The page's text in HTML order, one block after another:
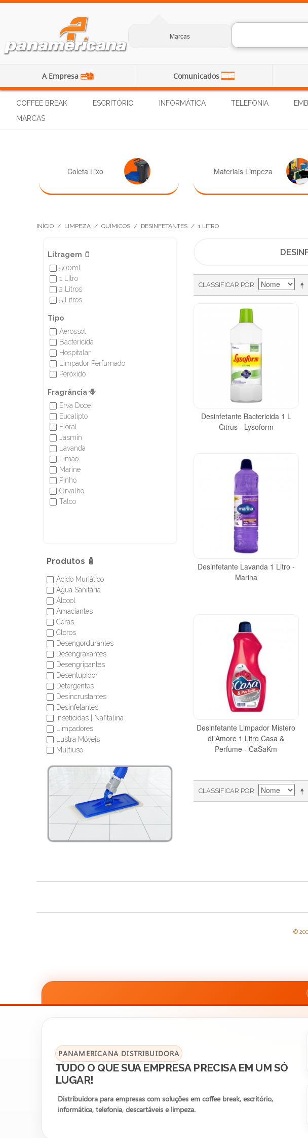
Marcas
A Empresa Comunicados
COFFEE BREAK ESCRITÓRIO INFORMÁTICA TELEFONIA
MARCAS
Coleta Lixo Materiais Limpeza
INÍCIO / LIMPEZA / QUÍMICOS / DESINFETANTES / 1 LITRO
CLASSIFICAR POR
Desinfetante Bactericida 1 L
Citrus - Lysoform
Desinfetante Lavanda 1 Litro -
Marina
Desinfetante Limpador Mistero
di Amore 1 Litro Casa &
Perfume - CaSaKm
CLASSIFICAR POR
Litragem 🫙
500ml
1 Litro
2 Litros
5 Litros
Tipo
Aerossol
Bactericida
Hospitalar
Limpador Perfumado
Peróxido
Fragrância 🪻
Erva Doce
Eucalipto
Floral
Jasmin
Lavanda
Limão
Marine
Pinho
Orvalho
Talco
Produtos 🧴
Ácido Muriático
Água Sanitária
Álcool
Amaciantes
Ceras
Cloros
Desengordurantes
Desengraxantes
Desengripantes
Desentupidor
Detergentes
Desincrustantes
Desinfetantes
Inseticidas | Nafitalina
Limpadores
Lustra Móveis
Multiuso
✔ Pastilhas Adesivas
Pedra Sanitária
Odorizantes de Ambiente
Removedores
✔ Repelentes
✔ Sabão
Sabonete
©
PANAMERICANA DISTRIBUIDORA
TUDO O QUE SUA EMPRESA PRECISA EM UM SÓ
LUGAR!
Distribuidora para empresas com soluções em coffee break, escritório,
informática, telefonia, descartáveis e limpeza.